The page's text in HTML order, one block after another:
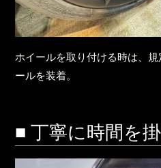
ホイールを取り付ける時は、
ールを装着。
■ 丁寧に時間を